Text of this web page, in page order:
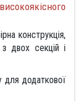
конструкція,
двох секцій і
для додаткової